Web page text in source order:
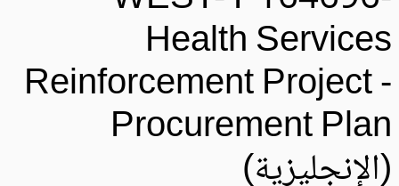
Health
Reinforcement Project
Procurement